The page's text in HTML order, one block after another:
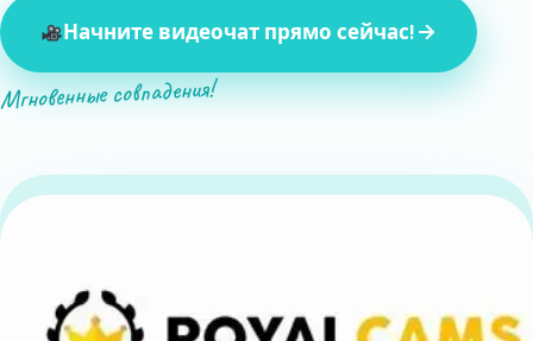
Начните видеочат прямо сейчас!
Мгновенные совпадения!